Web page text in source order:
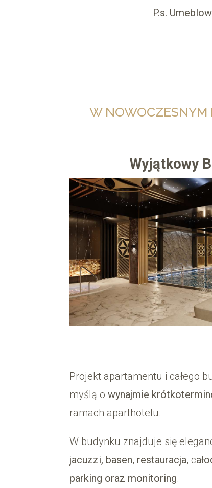
P.s.
W
Wyjątkowy
Projekt apartamentu i całego
myślą o wynajmie
ramach aparthotelu.
W budynku znajduje się
jacuzzi, basen, restauracja, c
parking oraz monitoring.